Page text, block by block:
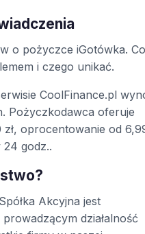
o pożyczce iGotówka. Co
i czego unikać.
CoolFinance.pl
Pożyczkodawca oferuje
zł, oprocentowanie od
godz..
Akcyjna jest
działalność